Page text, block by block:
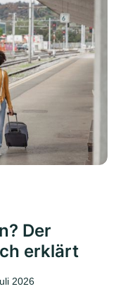
Der
erklärt
2026